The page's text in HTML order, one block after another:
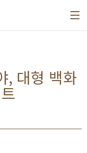
, 대형 백화